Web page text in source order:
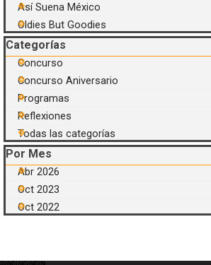
Así Suena México
Oldies But Goodies
Saltar el bloque Categorías
Categorías
Concurso
Concurso Aniversario
Programas
Reflexiones
Todas las categorías
Saltar el bloque Por Mes
Por Mes
Abr 2026
Oct 2023
Oct 2022